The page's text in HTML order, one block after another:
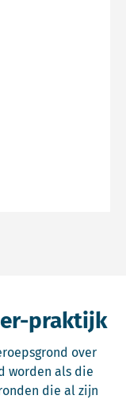
praktijk
over
worden als die
die al zijn